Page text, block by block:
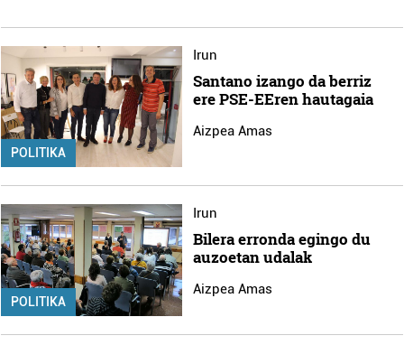
POLITIKA
Irun
Santano izango da berriz
ere PSE-EEren hautagaia
Aizpea Amas
POLITIKA
Irun
Bilera erronda egingo du
auzoetan udalak
Aizpea Amas